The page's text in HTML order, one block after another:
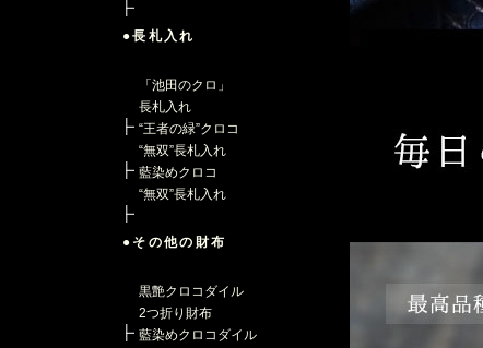
●長札入れ
「池田のクロ」
長札入れ
“王者の緑”クロコ
“無双”長札入れ
藍染めクロコ
“無双”長札入れ
●その他の財布
黒艶クロコダイル
2つ折り財布
藍染めクロコダイル